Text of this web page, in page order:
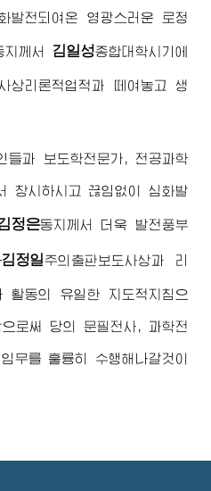
발전되여온 영광스러운 로정
지 께서 김일성종합대학시기에
상리론적업적과 떼여놓고 생
들과 보도학전문가, 전공과학
창시하시고 끊임없이 심화발
정은동지 께서 더욱 발전풍부
김정일주의 출판보도사상과 리
활동의 유일한 지도적지침으
로써 당의 문필전사, 과학전
무를 훌륭히 수행해나갈것이